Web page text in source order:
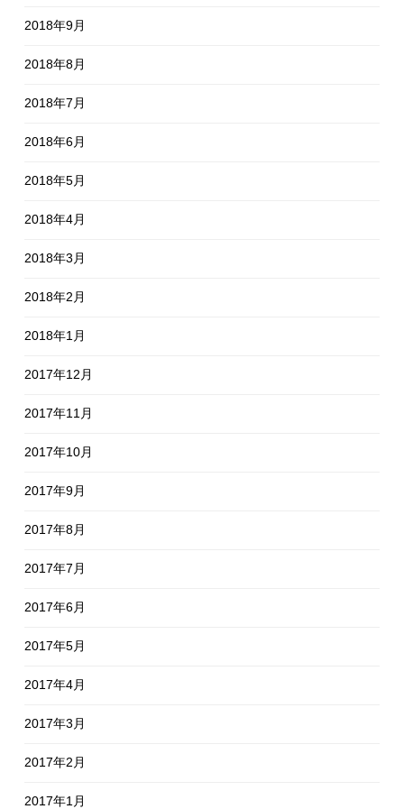
2018年9月
2018年8月
2018年7月
2018年6月
2018年5月
2018年4月
2018年3月
2018年2月
2018年1月
2017年12月
2017年11月
2017年10月
2017年9月
2017年8月
2017年7月
2017年6月
2017年5月
2017年4月
2017年3月
2017年2月
2017年1月